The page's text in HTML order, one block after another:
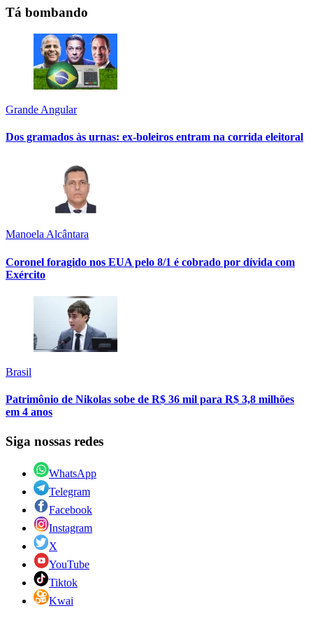
Tá bombando
Grande Angular
Dos gramados às urnas: ex-boleiros entram na corrida eleitoral
Manoela Alcântara
Coronel foragido nos EUA pelo 8/1 é cobrado por dívida com
Exército
Brasil
Patrimônio de Nikolas sobe de R$ 36 mil para R$ 3,8 milhões
em 4 anos
Siga nossas redes
WhatsApp
Telegram
Facebook
Instagram
X
YouTube
Tiktok
Kwai